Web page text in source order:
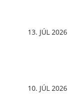
13. JÚL 2026
10. JÚL 2026